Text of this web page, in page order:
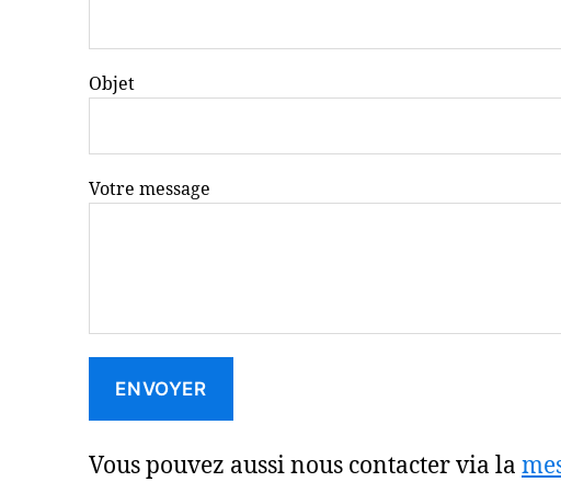
Objet
Votre message
Vous pouvez aussi nous contacter via la